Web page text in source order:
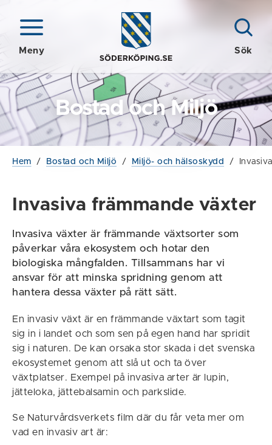
Meny Sök
Bostad och Miljö
Hem / Bostad och Miljö / Miljö- och hälsoskydd /
Invasiva främmande växter
Invasiva växter är främmande växtsorter som
påverkar våra ekosystem och hotar den
biologiska mångfalden. Tillsammans har vi
ansvar för att minska spridning genom att
hantera dessa växter på rätt sätt.
En invasiv växt är en främmande växtart som tagit
sig in i landet och som sen på egen hand har spridit
sig i naturen. De kan orsaka stor skada i det svenska
ekosystemet genom att slå ut och ta över
växtplatser. Exempel på invasiva arter är lupin,
jätteloka, jättebalsamin och parkslide.
Se Naturvårdsverkets film där du får veta mer om
vad en invasiv art är: